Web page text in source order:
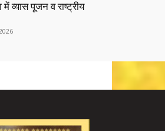
में व्यास पूजन व राष्ट्रीय